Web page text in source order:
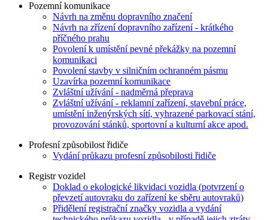
Pozemní komunikace
Návrh na změnu dopravního značení
Návrh na zřízení dopravního zařízení - krátkého
příčného prahu
Povolení k umístění pevné překážky na pozemní
komunikaci
Povolení stavby v silničním ochranném pásmu
Uzavírka pozemní komunikace
Zvláštní užívání - nadměrná přeprava
Zvláštní užívání - reklamní zařízení, stavební práce,
umístění inženýrských sítí, vyhrazené parkovací stání,
provozování stánků, sportovní a kulturní akce apod.
Profesní způsobilost řidiče
Vydání průkazu profesní způsobilosti řidiče
Registr vozidel
Doklad o ekologické likvidaci vozidla (potvrzení o
převzetí autovraku do zařízení ke sběru autovraků)
Přidělení registrační značky vozidla a vydání